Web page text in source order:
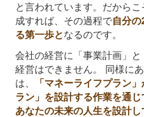
と言われています。だから
成すれば、その過程で自分の
る第一歩となるのです。
会社の経営に「事業計画」
経営はできません。 同様に
は、
「マネーライフプラン
ラン」を設計する作業を通じ
あなたの未来の人生を設計し